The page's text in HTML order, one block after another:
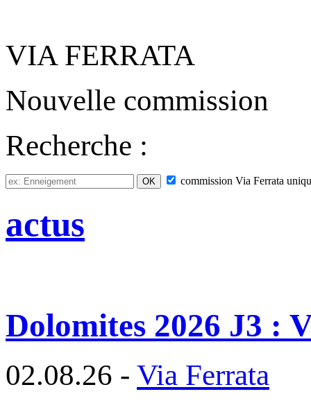
VIA FERRATA
Nouvelle commission
Recherche :
commission Via Ferrata
actus
Dolomites 2026 J3 :
02.08.26 - Via Ferrata